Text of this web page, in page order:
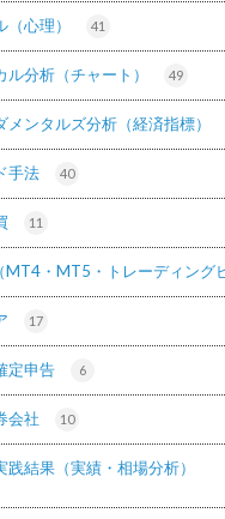
（心理） 41
ル分析（チャート） 49
メンタルズ分析（経済指標）
手法 40
11
MT4・MT5・トレーディング
17
定申告 6
会社 10
践結果（実績・相場分析）